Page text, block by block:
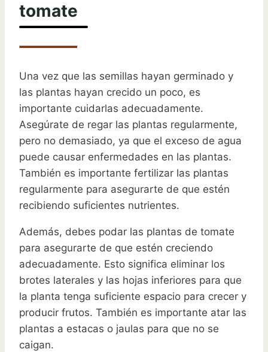
tomate
Una vez que las semillas hayan germinado y
las plantas hayan crecido un poco, es
importante cuidarlas adecuadamente.
Asegúrate de regar las plantas regularmente,
pero no demasiado, ya que el exceso de agua
puede causar enfermedades en las plantas.
También es importante fertilizar las plantas
regularmente para asegurarte de que estén
recibiendo suficientes nutrientes.
Además, debes podar las plantas de tomate
para asegurarte de que estén creciendo
adecuadamente. Esto significa eliminar los
brotes laterales y las hojas inferiores para que
la planta tenga suficiente espacio para crecer y
producir frutos. También es importante atar las
plantas a estacas o jaulas para que no se
caigan.